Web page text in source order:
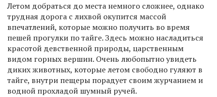
Летом добраться до места немного сложнее, однако
трудная дорога с лихвой окупится массой
впечатлений, которые можно получить во время
пешей прогулки по тайге. Здесь можно насладиться
красотой девственной природы, царственным
видом горных вершин. Очень любопытно увидеть
диких животных, которые летом свободно гуляют в
тайге, внутри пещеры порадует своим журчанием и
водной прохладой шумный ручей.